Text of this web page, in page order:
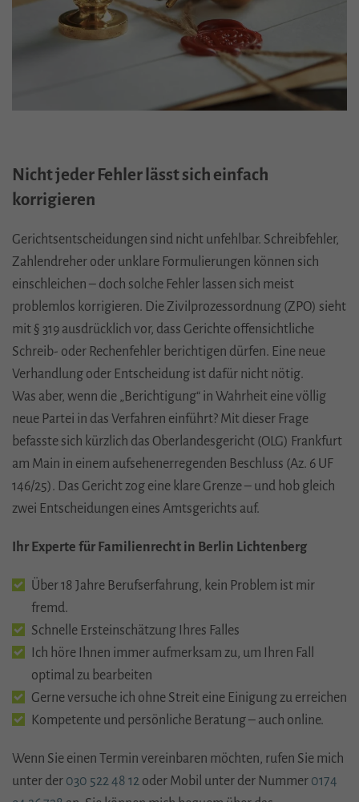
Nicht jeder Fehler lässt sich einfach
korrigieren
Gerichtsentscheidungen sind nicht unfehlbar. Schreibfehler,
Zahlendreher oder unklare Formulierungen können sich
einschleichen – doch solche Fehler lassen sich meist
problemlos korrigieren. Die Zivilprozessordnung (ZPO) sieht
mit § 319 ausdrücklich vor, dass Gerichte offensichtliche
Schreib- oder Rechenfehler berichtigen dürfen. Eine neue
Verhandlung oder Entscheidung ist dafür nicht nötig.
Was aber, wenn die „Berichtigung“ in Wahrheit eine völlig
neue Partei in das Verfahren einführt? Mit dieser Frage
befasste sich kürzlich das Oberlandesgericht (OLG) Frankfurt
am Main in einem aufsehenerregenden Beschluss (Az. 6 UF
146/25). Das Gericht zog eine klare Grenze – und hob gleich
zwei Entscheidungen eines Amtsgerichts auf.
Ihr Experte für Familienrecht in Berlin Lichtenberg
Über 18 Jahre Berufserfahrung, kein Problem ist mir
fremd.
Schnelle Ersteinschätzung Ihres Falles
Ich höre Ihnen immer aufmerksam zu, um Ihren Fall
optimal zu bearbeiten
Gerne versuche ich ohne Streit eine Einigung zu erreichen
Kompetente und persönliche Beratung – auch online.
Wenn Sie einen Termin vereinbaren möchten, rufen Sie mich
unter der 030 522 48 12 oder Mobil unter der Nummer 0174